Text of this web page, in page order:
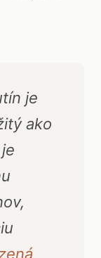
je
ako